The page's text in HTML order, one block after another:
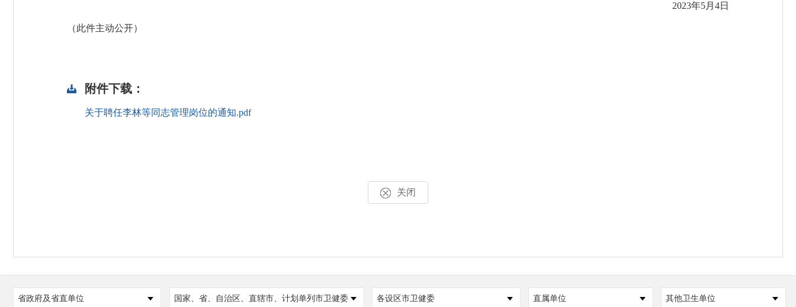
2023年5月4日
（此件主动公开）
附件下载：
关于聘任李林等同志管理岗位的通知.pdf
关闭
省政府及省直单位 国家、省、自治区、直辖市、计划单列市卫健委 各设区市卫健委 直属单位 其他卫生单位